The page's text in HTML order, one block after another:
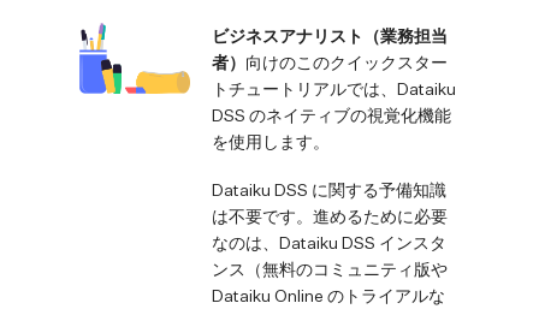
ビジネスアナリスト（業務担当
者） 向けのこのクイックスター
トチュートリアルでは、Dataiku
DSS のネイティブの視覚化機能
を使用します。
Dataiku DSS に関する予備知識
は不要です。進めるために必要
なのは、Dataiku DSS インスタ
ンス（無料のコミュニティ版や
Dataiku Online のトライアルな